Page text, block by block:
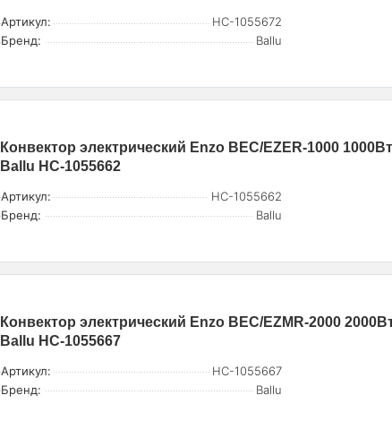
Артикул:
НС-1055672
Бренд:
Ballu
Конвектор электрический Enzo BEC/EZER-1000
Ballu НС-1055662
Артикул:
НС-1055662
Бренд:
Ballu
Конвектор электрический Enzo BEC/EZMR-2000
Ballu НС-1055667
Артикул:
НС-1055667
Бренд:
Ballu